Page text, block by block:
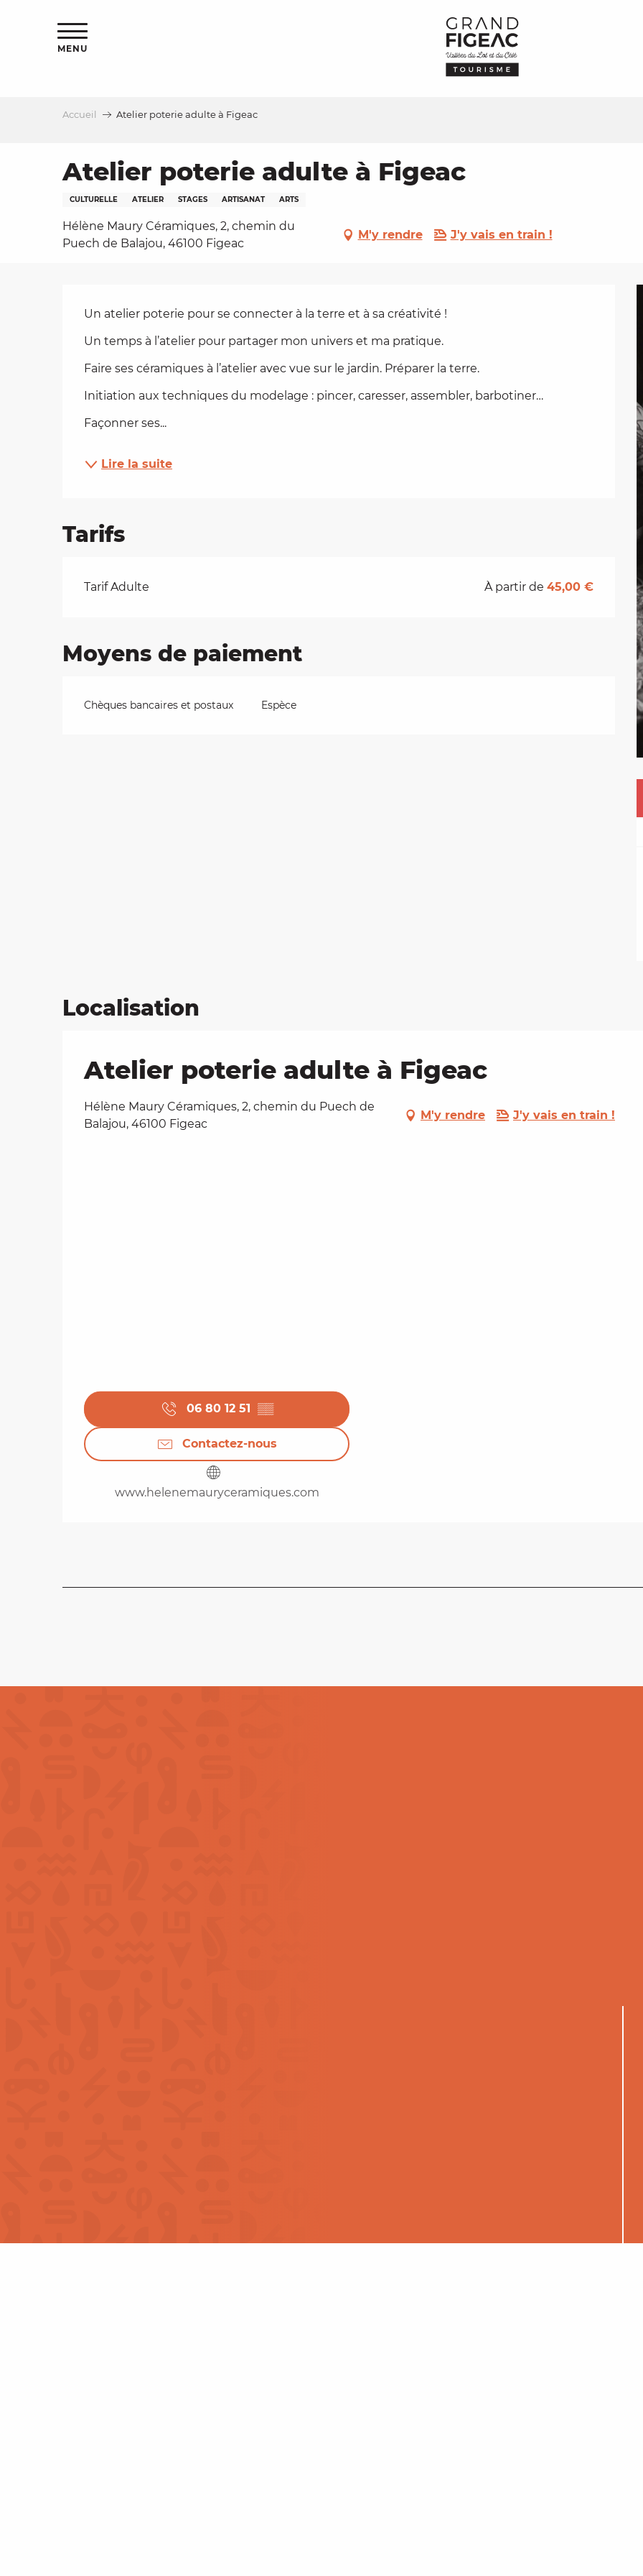
MENU
Accueil Atelier poterie adulte à Figeac
Atelier poterie adulte à Figeac
CULTURELLE ATELIER STAGES ARTISANAT ARTS
Hélène Maury Céramiques, 2, chemin du
Puech de Balajou, 46100 Figeac
M'y rendre J'y vais en train !
Description
Un atelier poterie pour se connecter à la terre et à sa créativité !
Un temps à l’atelier pour partager mon univers et ma pratique.
Faire ses céramiques à l’atelier avec vue sur le jardin. Préparer la terre.
Initiation aux techniques du modelage : pincer, caresser, assembler, barbotiner…
Façonner ses...
Lire la suite
Tarifs
Tarifs 2026
Tarif Adulte À partir de45,00 €
Moyens de paiement
Chèques bancaires et postaux Espèce
Localisation
Atelier poterie adulte à Figeac
Hélène Maury Céramiques, 2, chemin du Puech de
Balajou, 46100 Figeac
M'y rendre J'y vais en train !
06 80 12 51 ▒▒
Contactez-nous
www.helenemauryceramiques.com